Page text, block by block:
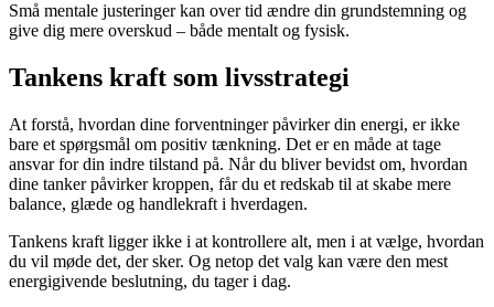
Små mentale justeringer kan over tid ændre din grundstemning og
give dig mere overskud – både mentalt og fysisk.
Tankens kraft som livsstrategi
At forstå, hvordan dine forventninger påvirker din energi, er ikke
bare et spørgsmål om positiv tænkning. Det er en måde at tage
ansvar for din indre tilstand på. Når du bliver bevidst om, hvordan
dine tanker påvirker kroppen, får du et redskab til at skabe mere
balance, glæde og handlekraft i hverdagen.
Tankens kraft ligger ikke i at kontrollere alt, men i at vælge, hvordan
du vil møde det, der sker. Og netop det valg kan være den mest
energigivende beslutning, du tager i dag.